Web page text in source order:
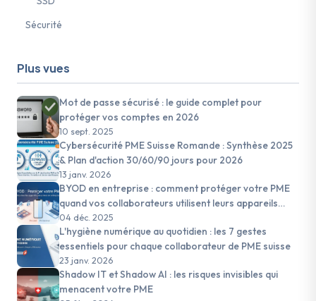
Sécurité
Plus vues
Mot de passe sécurisé : le guide complet pour
protéger vos comptes en 2026
10 sept. 2025
Cybersécurité PME Suisse Romande : Synthèse 2025
& Plan d'action 30/60/90 jours pour 2026
13 janv. 2026
BYOD en entreprise : comment protéger votre PME
quand vos collaborateurs utilisent leurs appareils
personnels
04 déc. 2025
L'hygiène numérique au quotidien : les 7 gestes
essentiels pour chaque collaborateur de PME suisse
23 janv. 2026
Shadow IT et Shadow AI : les risques invisibles qui
menacent votre PME